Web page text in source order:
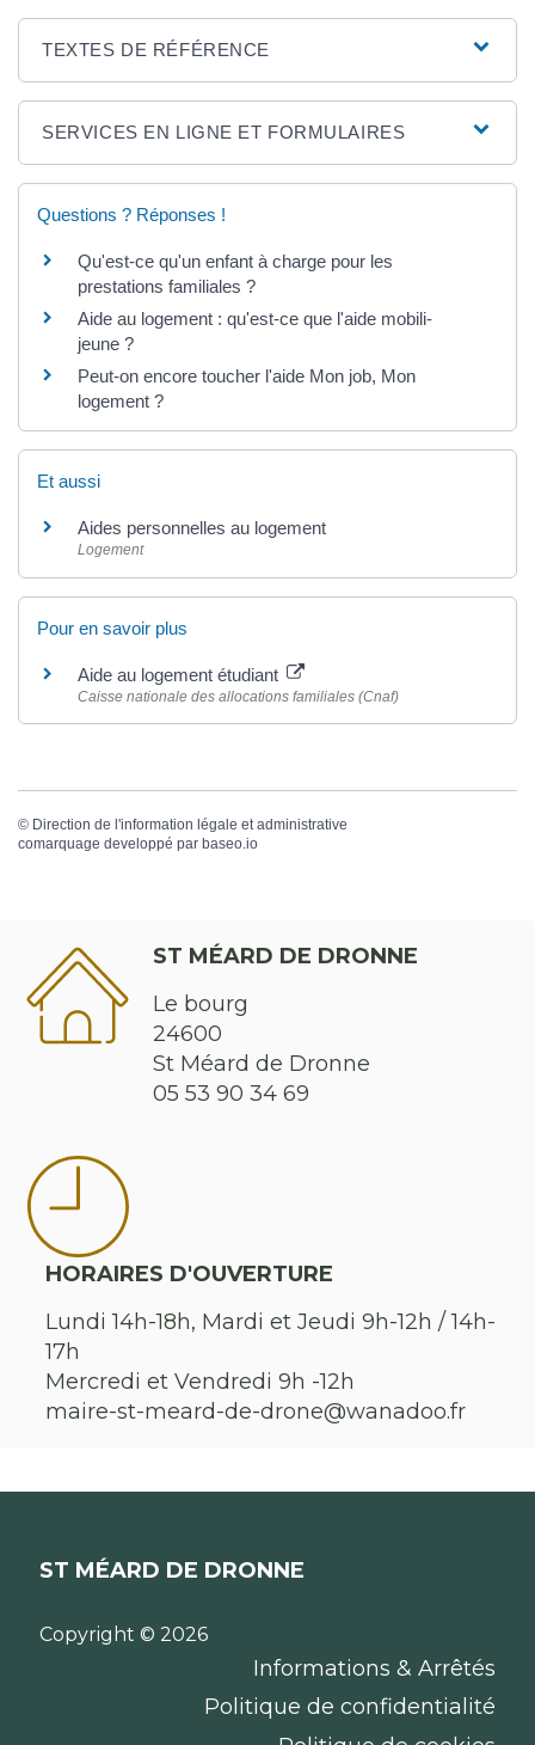
TEXTES DE RÉFÉRENCE
SERVICES EN LIGNE ET FORMULAIRES
Questions ? Réponses !
Qu'est-ce qu'un enfant à charge pour les
prestations familiales ?
Aide au logement : qu'est-ce que l'aide mobili-
jeune ?
Peut-on encore toucher l'aide Mon job, Mon
logement ?
Et aussi
Aides personnelles au logement
Logement
Pour en savoir plus
Aide au logement étudiant
Caisse nationale des allocations familiales (Cnaf)
© Direction de l'information légale et administrative
comarquage developpé par baseo.io
ST MÉARD DE DRONNE
Le bourg
24600
St Méard de Dronne
05 53 90 34 69
HORAIRES D'OUVERTURE
Lundi 14h-18h, Mardi et Jeudi 9h-12h / 14h-
17h
Mercredi et Vendredi 9h -12h
maire-st-meard-de-drone@wanadoo.fr
ST MÉARD DE DRONNE
Copyright © 2026
Informations & Arrêtés
Politique de confidentialité